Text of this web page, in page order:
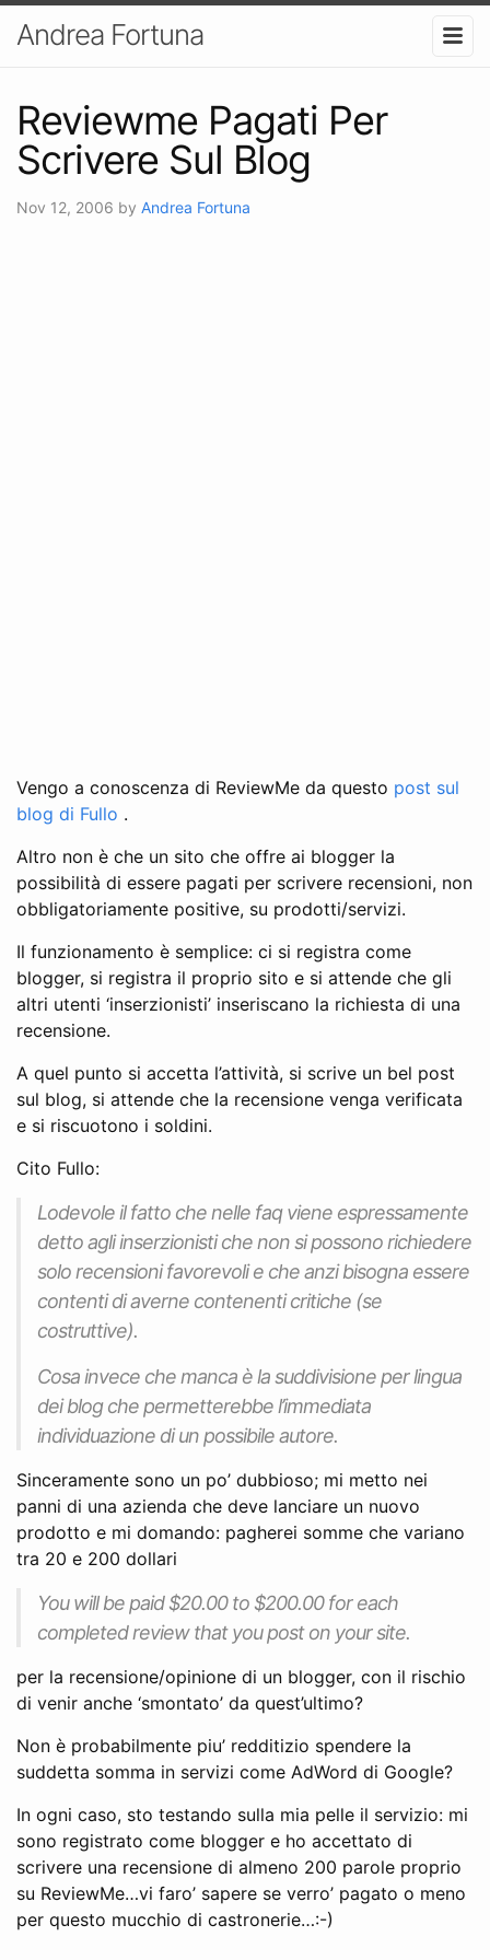
Andrea Fortuna
Reviewme Pagati Per
Scrivere Sul Blog
Nov 12, 2006 by Andrea Fortuna
Vengo a conoscenza di ReviewMe da questo post sul
blog di Fullo .
Altro non è che un sito che offre ai blogger la
possibilità di essere pagati per scrivere recensioni, non
obbligatoriamente positive, su prodotti/servizi.
Il funzionamento è semplice: ci si registra come
blogger, si registra il proprio sito e si attende che gli
altri utenti ‘inserzionisti’ inseriscano la richiesta di una
recensione.
A quel punto si accetta l’attività, si scrive un bel post
sul blog, si attende che la recensione venga verificata
e si riscuotono i soldini.
Cito Fullo:
Lodevole il fatto che nelle faq viene espressamente
detto agli inserzionisti che non si possono richiedere
solo recensioni favorevoli e che anzi bisogna essere
contenti di averne contenenti critiche (se
costruttive).
Cosa invece che manca è la suddivisione per lingua
dei blog che permetterebbe l’immediata
individuazione di un possibile autore.
Sinceramente sono un po’ dubbioso; mi metto nei
panni di una azienda che deve lanciare un nuovo
prodotto e mi domando: pagherei somme che variano
tra 20 e 200 dollari
You will be paid $20.00 to $200.00 for each
completed review that you post on your site.
per la recensione/opinione di un blogger, con il rischio
di venir anche ‘smontato’ da quest’ultimo?
Non è probabilmente piu’ redditizio spendere la
suddetta somma in servizi come AdWord di Google?
In ogni caso, sto testando sulla mia pelle il servizio: mi
sono registrato come blogger e ho accettato di
scrivere una recensione di almeno 200 parole proprio
su ReviewMe…vi faro’ sapere se verro’ pagato o meno
per questo mucchio di castronerie…:-)